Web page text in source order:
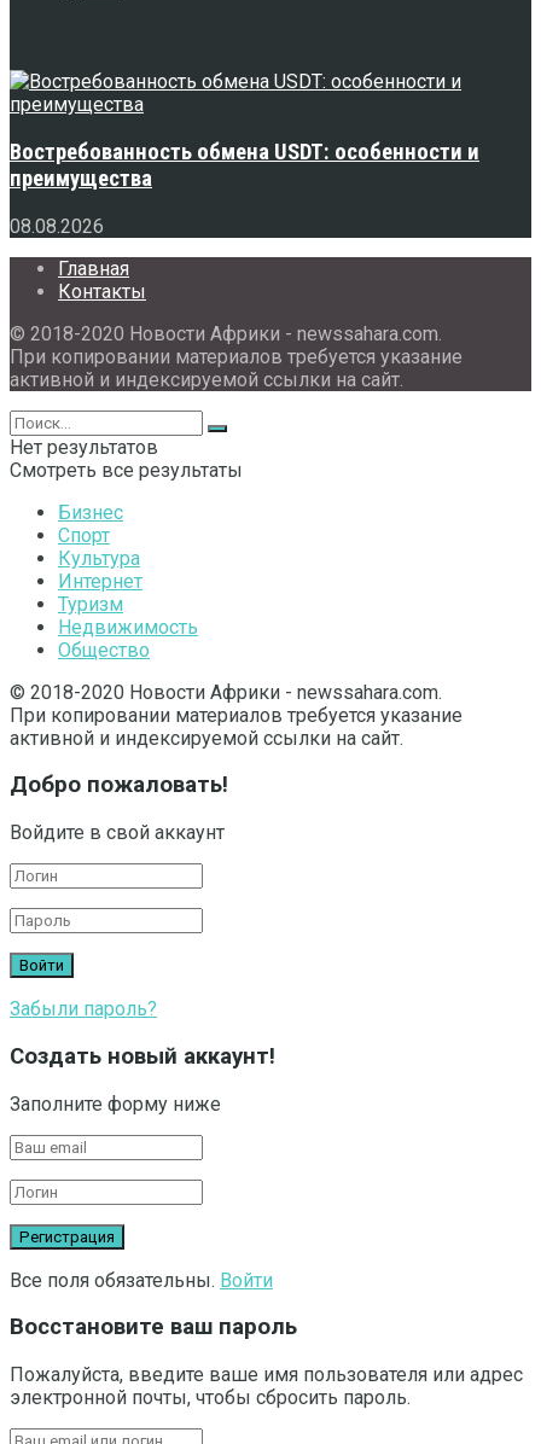
Востребованность обмена USDT: особенности и
преимущества
08.08.2026
Главная
Контакты
© 2018-2020 Новости Африки - newssahara.com.
При копировании материалов требуется указание
активной и индексируемой ссылки на сайт.
Нет результатов
Смотреть все результаты
Бизнес
Спорт
Культура
Интернет
Туризм
Недвижимость
Общество
© 2018-2020 Новости Африки - newssahara.com.
При копировании материалов требуется указание
активной и индексируемой ссылки на сайт.
Добро пожаловать!
Войдите в свой аккаунт
Забыли пароль?
Создать новый аккаунт!
Заполните форму ниже
Все поля обязательны. Войти
Восстановите ваш пароль
Пожалуйста, введите ваше имя пользователя или адрес
электронной почты, чтобы сбросить пароль.